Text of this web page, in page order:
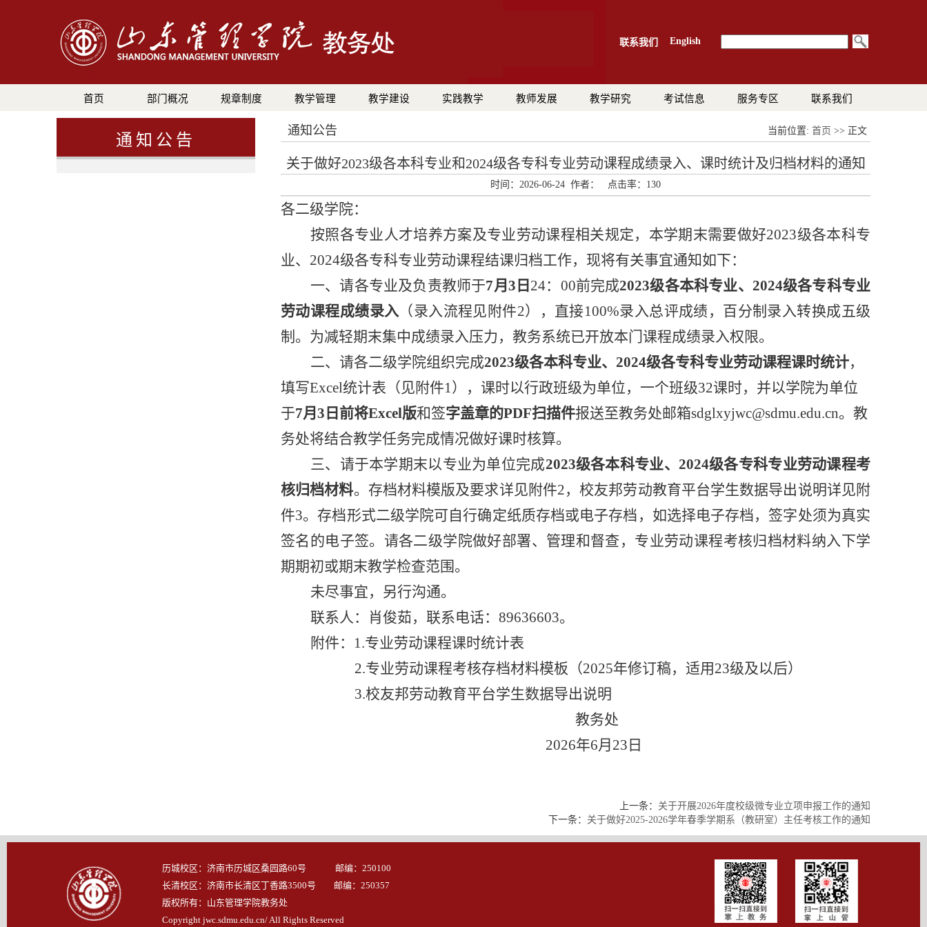
联系我们 English
首页 部门概况 规章制度 教学管理 教学建设 实践教学 教师发展 教学研究 考试信息 服务专区 联系我们
通知公告
通知公告 当前位置: 首页 >> 正文
关于做好2023级各本科专业和2024级各专科专业劳动课程成绩录入、课时统计及归档材料的通知
时间：2026-06-24 作者： 点击率： 130
各二级学院：
按照各专业人才培养方案及专业劳动课程相关规定，本学期末需要做好2023级各本科专
业、2024级各专科专业劳动课程结课归档工作，现将有关事宜通知如下：
一、请各专业及负责教师于7月3日 24：00前完成2023级各本科专业、2024级各专科专业
劳动课程成绩录入 （录入流程见附件2），直接100%录入总评成绩，百分制录入转换成五级
制。为减轻期末集中成绩录入压力，教务系统已开放本门课程成绩录入权限。
二、请各二级学院组织完成2023级各本科专业、2024级各专科专业劳动课程课时统计，
填写Excel统计表（见附件1），课时以行政班级为单位，一个班级32课时，并以学院为单位
于7月3日前将Excel版和签字盖章的PDF扫描件报送至教务处邮箱sdglxyjwc@sdmu.edu.cn。教
务处将结合教学任务完成情况做好课时核算。
三、请于本学期末以专业为单位完成2023级各本科专业、2024级各专科专业劳动课程考
核归档材料。存档材料模版及要求详见附件2，校友邦劳动教育平台学生数据导出说明详见附
件3。存档形式二级学院可自行确定纸质存档或电子存档，如选择电子存档，签字处须为真实
签名的电子签。请各二级学院做好部署、管理和督查，专业劳动课程考核归档材料纳入下学
期期初或期末教学检查范围。
未尽事宜，另行沟通。
联系人：肖俊茹，联系电话：89636603。
附件：1.专业劳动课程课时统计表
2.专业劳动课程考核存档材料模板（2025年修订稿，适用23级及以后）
3.校友邦劳动教育平台学生数据导出说明
教务处
2026年6月23日
上一条： 关于开展2026年度校级微专业立项申报工作的通知
下一条： 关于做好2025-2026学年春季学期系（教研室）主任考核工作的通知
历城校区：济南市历城区桑园路60号 邮编：250100
长清校区：济南市长清区丁香路3500号 邮编：250357
版权所有：山东管理学院教务处
Copyright jwc.sdmu.edu.cn/ All Rights Reserved